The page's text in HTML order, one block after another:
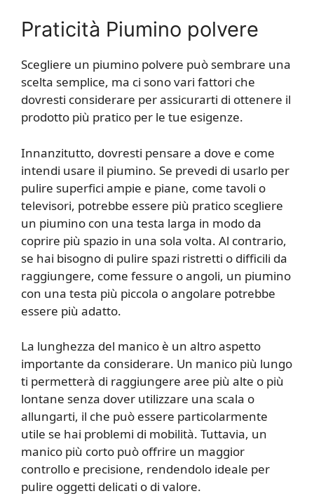
Praticità Piumino polvere
Scegliere un piumino polvere può sembrare una
scelta semplice, ma ci sono vari fattori che
dovresti considerare per assicurarti di ottenere il
prodotto più pratico per le tue esigenze.
Innanzitutto, dovresti pensare a dove e come
intendi usare il piumino. Se prevedi di usarlo per
pulire superfici ampie e piane, come tavoli o
televisori, potrebbe essere più pratico scegliere
un piumino con una testa larga in modo da
coprire più spazio in una sola volta. Al contrario,
se hai bisogno di pulire spazi ristretti o difficili da
raggiungere, come fessure o angoli, un piumino
con una testa più piccola o angolare potrebbe
essere più adatto.
La lunghezza del manico è un altro aspetto
importante da considerare. Un manico più lungo
ti permetterà di raggiungere aree più alte o più
lontane senza dover utilizzare una scala o
allungarti, il che può essere particolarmente
utile se hai problemi di mobilità. Tuttavia, un
manico più corto può offrire un maggior
controllo e precisione, rendendolo ideale per
pulire oggetti delicati o di valore.